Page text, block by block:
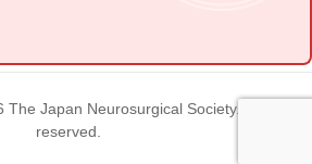
The Japan Neurosurgical Society. All rights
reserved.